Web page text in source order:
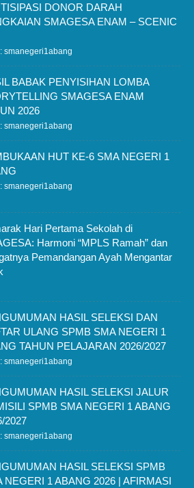
DONOR DARAH
SMAGESA ENAM – SCENIC
smanegeri1abang
BABAK PENYISIHAN LOMBA
SMAGESA ENAM
2026
smanegeri1abang
HUT KE-6 SMA NEGERI 1
smanegeri1abang
Hari Pertama Sekolah di
Harmoni “MPLS Ramah” dan
Pemandangan Ayah Mengantar
HASIL SELEKSI DAN
ULANG SPMB SMA NEGERI 1
TAHUN PELAJARAN 2026/2027
smanegeri1abang
HASIL SELEKSI JALUR
SPMB SMA NEGERI 1 ABANG
2027
smanegeri1abang
HASIL SELEKSI SPMB
NEGERI 1 ABANG 2026 | AFIRMASI